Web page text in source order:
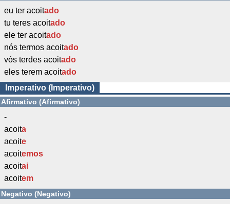
eu ter acoitado
tu teres acoitado
ele ter acoitado
nós termos acoitado
vós terdes acoitado
eles terem acoitado
Imperativo (Imperativo)
Afirmativo (Afirmativo)
-
acoita
acoite
acoitemos
acoitai
acoitem
Negativo (Negativo)